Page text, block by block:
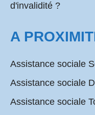
d'invalidité ?
A
Assistance sociale
Assistance sociale
Assistance sociale